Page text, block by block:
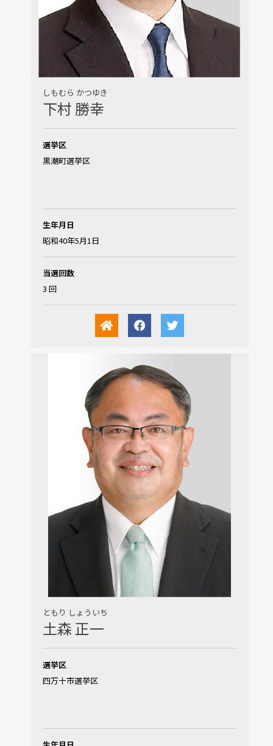
しもむら かつゆき
下村 勝幸
選挙区
黒潮町選挙区
生年月日
昭和40年5月1日
当選回数
3 回
ともり しょういち
土森 正一
選挙区
四万十市選挙区